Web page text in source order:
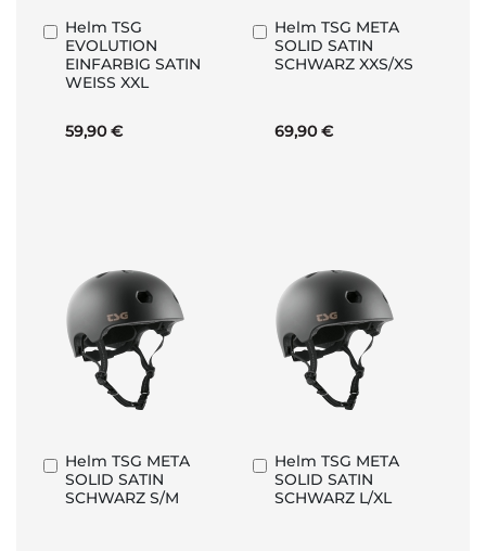
Helm TSG
EVOLUTION
EINFARBIG SATIN
WEISS XXL
59,90 €
In
den
Warenkorb
Helm TSG META
SOLID SATIN
SCHWARZ XXS/XS
69,90 €
In
den
Warenkorb
Helm TSG META
SOLID SATIN
SCHWARZ S/M
In
den
Warenkorb
Helm TSG META
SOLID SATIN
SCHWARZ L/XL
In
den
Warenkorb